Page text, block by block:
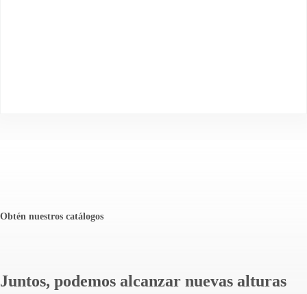
Obtén nuestros catálogos
Juntos, podemos alcanzar nuevas alturas